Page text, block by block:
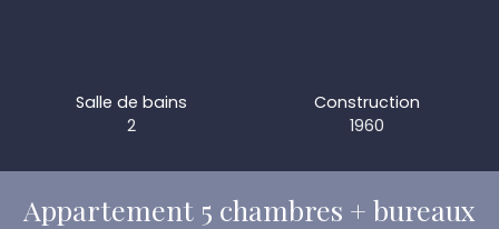
Salle de bains
2
Construction
1960
Appartement 5 chambres + bureaux